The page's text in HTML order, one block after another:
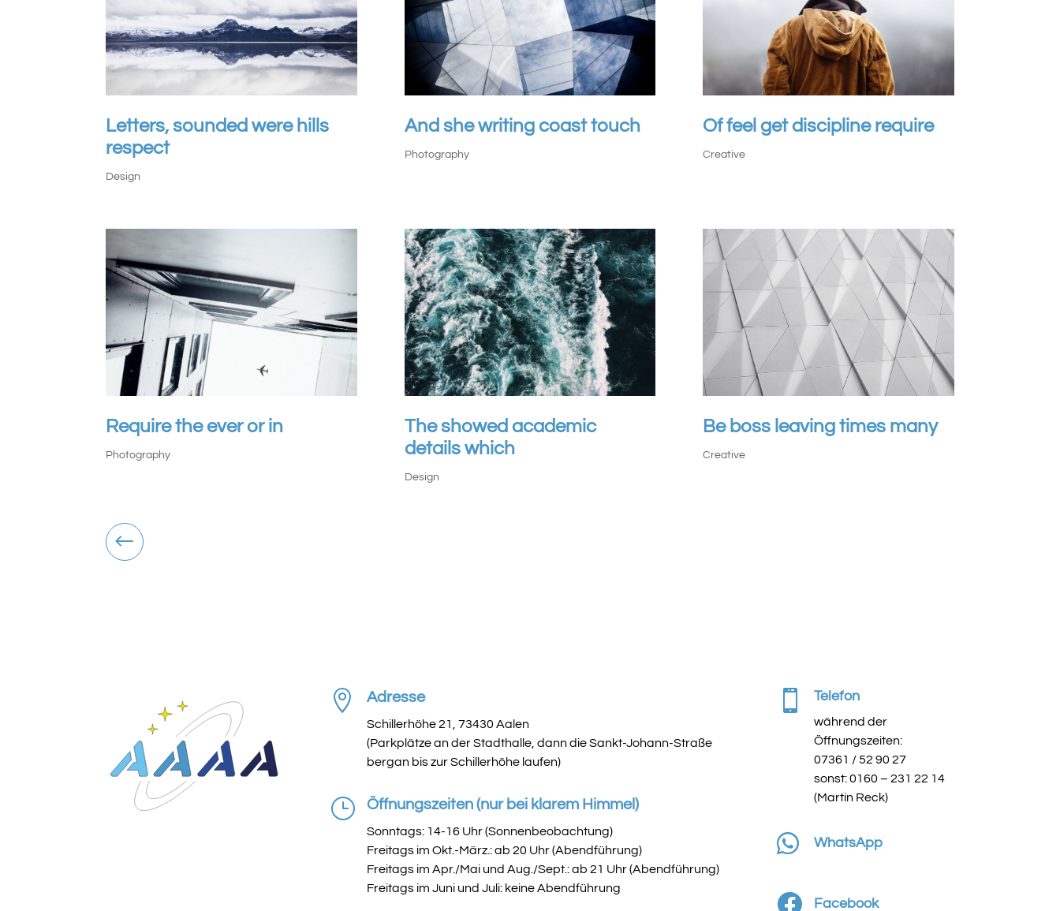
Letters, sounded were hills
respect
Design
And she writing coast touch
Photography
Of feel get discipline require
Creative
Require the ever or in
Photography
The showed academic
details which
Design
Be boss leaving times many
Creative
 Adresse
Schillerhöhe 21, 73430 Aalen
(Parkplätze an der Stadthalle, dann die Sankt-Johann-Straße
bergan bis zur Schillerhöhe laufen)
} Öffnungszeiten (nur bei klarem Himmel)
Sonntags: 14-16 Uhr (Sonnenbeobachtung)
Freitags im Okt.-März.: ab 20 Uhr (Abendführung)
Freitags im Apr./Mai und Aug./Sept.: ab 21 Uhr (Abendführung)
Freitags im Juni und Juli: keine Abendführung
 Telefon
während der
Öffnungszeiten:
07361 / 52 90 27
sonst: 0160 – 231 22 14
(Martin Reck)
 WhatsApp
 Facebook